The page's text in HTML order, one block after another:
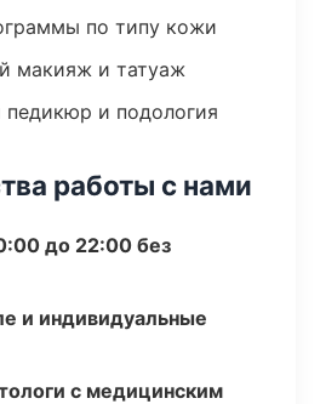
по типу кожи
макияж и татуаж
и подология
работы с нами
до 22:00 без
и индивидуальные
с медицинским